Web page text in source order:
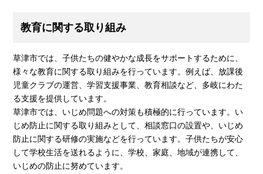
教育に関する取り組み
草津市では、子供たちの健やかな成長をサポートするために、
様々な教育に関する取り組みを行っています。例えば、放課後
児童クラブの運営、学習支援事業、教育相談など、多岐にわた
る支援を提供しています。
草津市では、いじめ問題への対策も積極的に行っています。い
じめ防止に関する取り組みとして、相談窓口の設置や、いじめ
防止に関する研修の実施などを行っています。子供たちが安心
して学校生活を送れるように、学校、家庭、地域が連携して、
いじめの防止に努めています。